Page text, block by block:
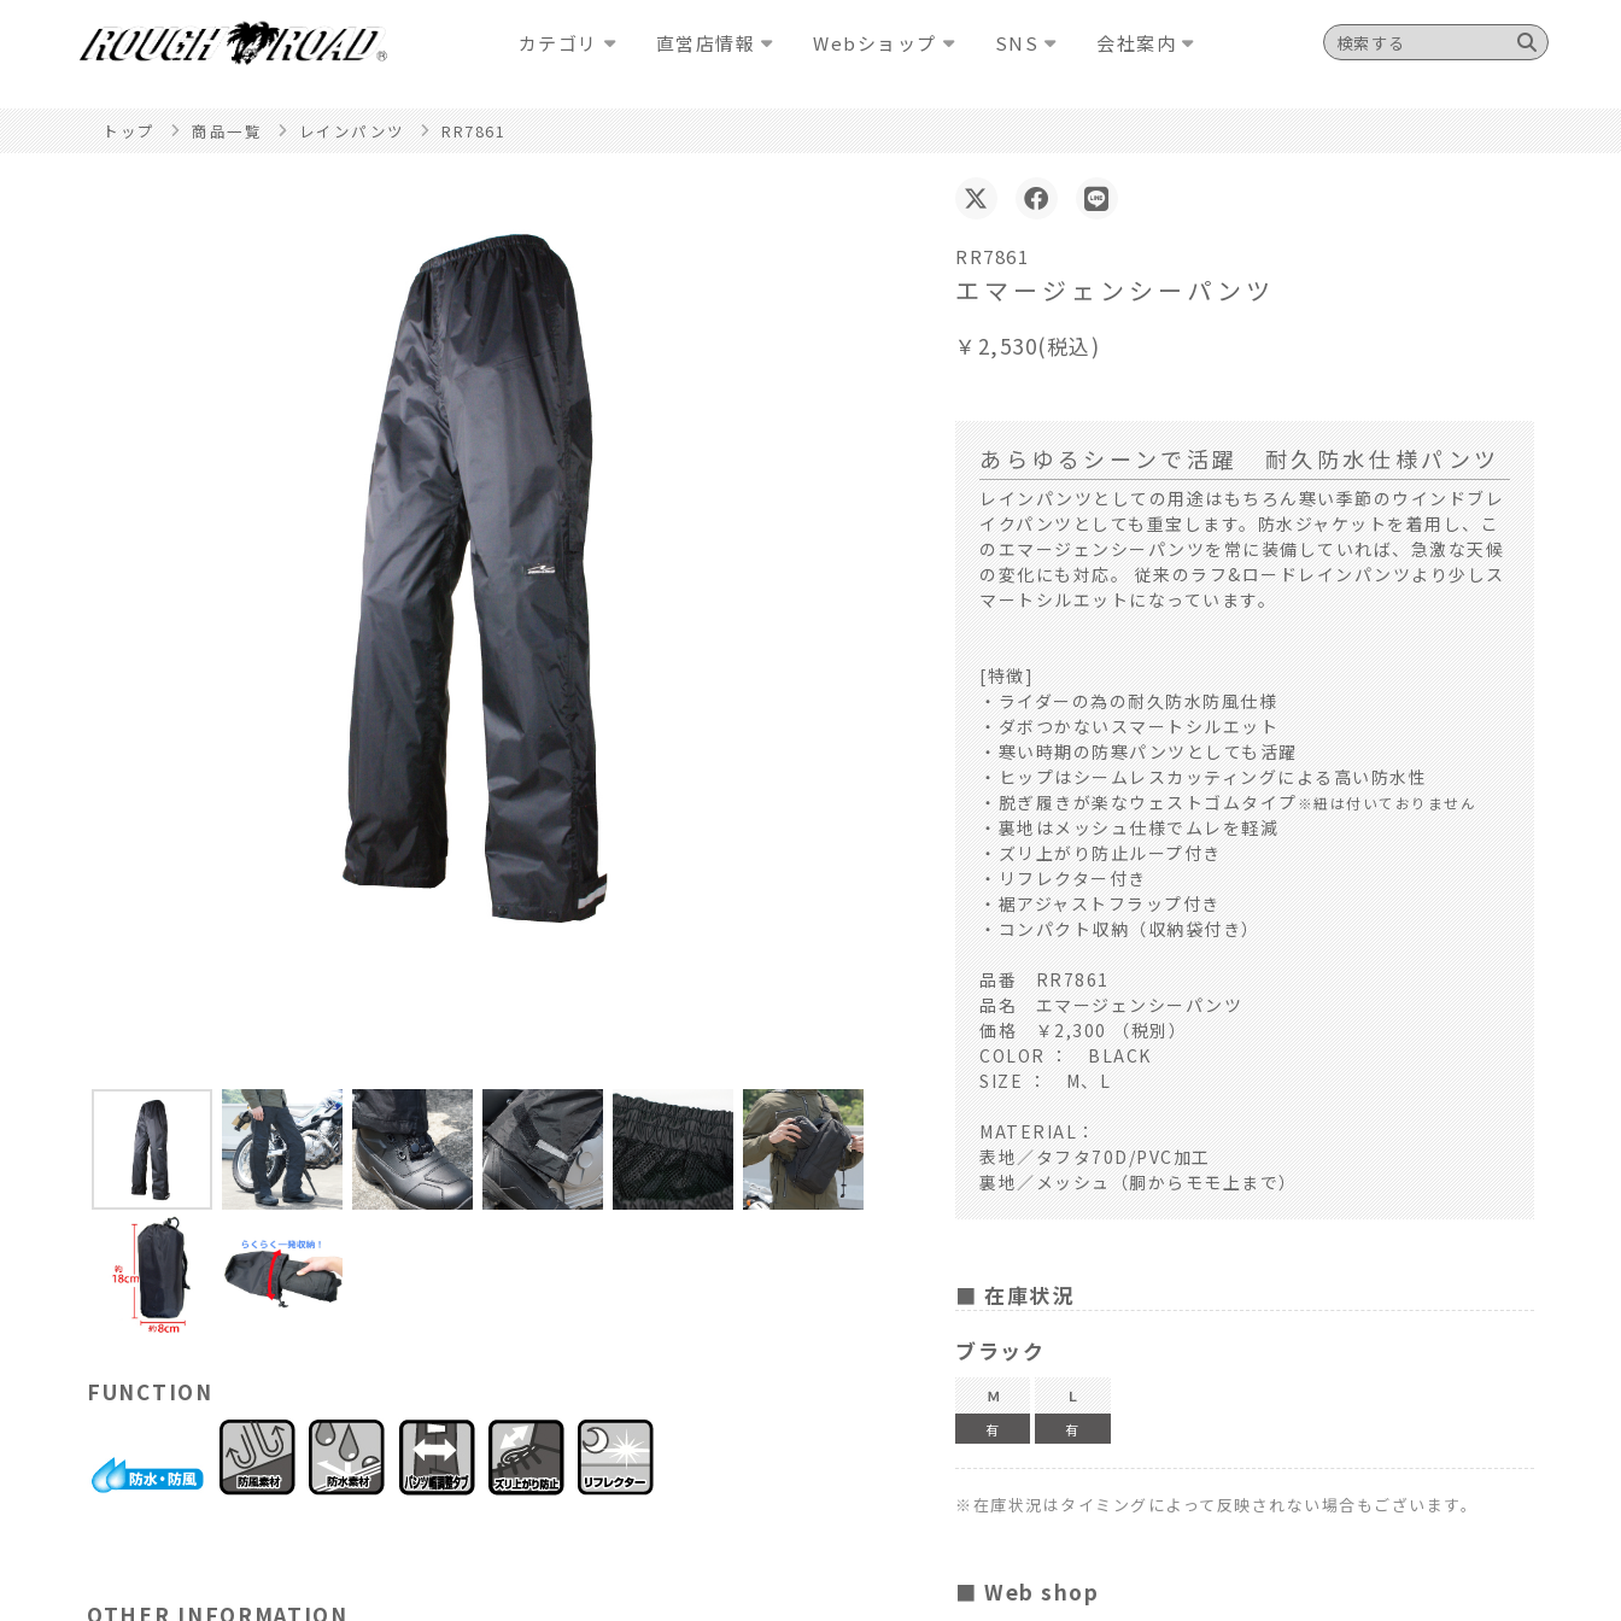
カテゴリ 直営店情報 Webショップ SNS 会社案内
トップ 商品一覧 レインパンツ RR7861
RR7861
エマージェンシーパンツ
￥2,530(税込)
あらゆるシーンで活躍 耐久防水仕様パンツ
レインパンツとしての用途はもちろん寒い季節のウインドブレ
イクパンツとしても重宝します。防水ジャケットを着用し、こ
のエマージェンシーパンツを常に装備していれば、急激な天候
の変化にも対応。 従来のラフ&ロードレインパンツより少しス
マートシルエットになっています。
[特徴]
・ライダーの為の耐久防水防風仕様
・ダボつかないスマートシルエット
・寒い時期の防寒パンツとしても活躍
・ヒップはシームレスカッティングによる高い防水性
・脱ぎ履きが楽なウェストゴムタイプ※紐は付いておりません
・裏地はメッシュ仕様でムレを軽減
・ズリ上がり防止ループ付き
・リフレクター付き
・裾アジャストフラップ付き
・コンパクト収納（収納袋付き）
品番 RR7861
品名 エマージェンシーパンツ
価格 ￥2,300 （税別）
COLOR ： BLACK
SIZE ： M、L
MATERIAL：
表地／タフタ70D/PVC加工
裏地／メッシュ（胴からモモ上まで）
■ 在庫状況
ブラック
Ｍ
有
Ｌ
有
※在庫状況はタイミングによって反映されない場合もございます。
■ Web shop
FUNCTION
OTHER INFORMATION